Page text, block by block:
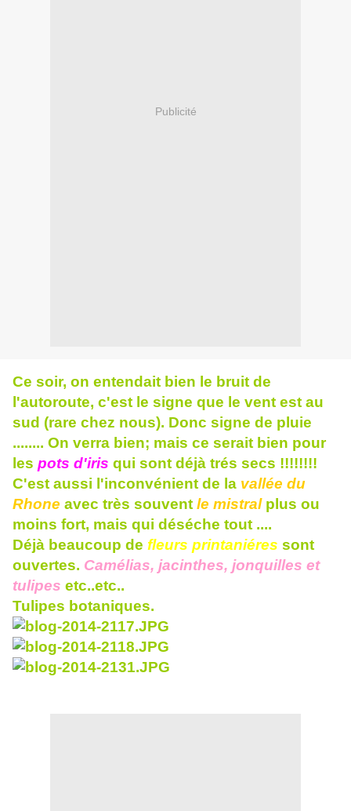
Publicité
Ce soir, on entendait bien le bruit de
l'autoroute, c'est le signe que le vent est au
sud (rare chez nous). Donc signe de pluie
........ On verra bien; mais ce serait bien pour
les pots d'iris qui sont déjà trés secs !!!!!!!!
C'est aussi l'inconvénient de la vallée du
Rhone avec très souvent le mistralplus ou
moins fort, mais qui déséche tout ....
Déjà beaucoup de fleurs printaniéres sont
ouvertes. Camélias, jacinthes, jonquilles et
tulipes etc..etc..
Tulipes botaniques.